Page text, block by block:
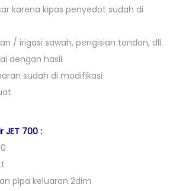
karena kipas penyedot sudah di
/ irigasi sawah, pengisian tandon, dll.
dengan hasil
sudah di modifikasi
JET 700 :
pipa keluaran 2dim